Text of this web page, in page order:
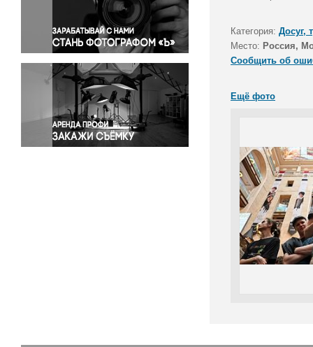
Правосудие
Происшествия и конфликты
Религия
Светская жизнь
Спорт
Экология
Экономика и бизнес
Категория: Досуг,
Место: Россия,
Сообщить об
Ещё фото